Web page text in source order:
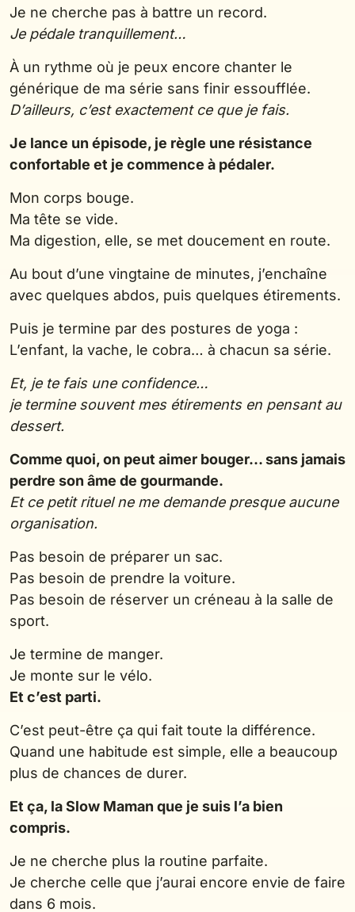
Je ne cherche pas à battre un record.
Je pédale tranquillement…
À un rythme où je peux encore chanter le
générique de ma série sans finir essoufflée.
D’ailleurs, c’est exactement ce que je fais.
Je lance un épisode, je règle une résistance
confortable et je commence à pédaler.
Mon corps bouge.
Ma tête se vide.
Ma digestion, elle, se met doucement en route.
Au bout d’une vingtaine de minutes, j’enchaîne
avec quelques abdos, puis quelques étirements.
Puis je termine par des postures de yoga :
L’enfant, la vache, le cobra… à chacun sa série.
Et, je te fais une confidence…
je termine souvent mes étirements en pensant au
dessert.
Comme quoi, on peut aimer bouger… sans jamais
perdre son âme de gourmande.
Et ce petit rituel ne me demande presque aucune
organisation.
Pas besoin de préparer un sac.
Pas besoin de prendre la voiture.
Pas besoin de réserver un créneau à la salle de
sport.
Je termine de manger.
Je monte sur le vélo.
Et c’est parti.
C’est peut-être ça qui fait toute la différence.
Quand une habitude est simple, elle a beaucoup
plus de chances de durer.
Et ça, la Slow Maman que je suis l’a bien
compris.
Je ne cherche plus la routine parfaite.
Je cherche celle que j’aurai encore envie de faire
dans 6 mois.